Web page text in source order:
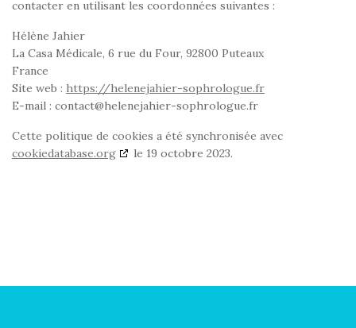
contacter en utilisant les coordonnées suivantes :
Hélène Jahier
La Casa Médicale, 6 rue du Four, 92800 Puteaux
France
Site web : https://helenejahier-sophrologue.fr
E-mail : rf.eugolorhpos-reihajeneleh@tcatnoc
Cette politique de cookies a été synchronisée avec
cookiedatabase.org
le 19 octobre 2023.